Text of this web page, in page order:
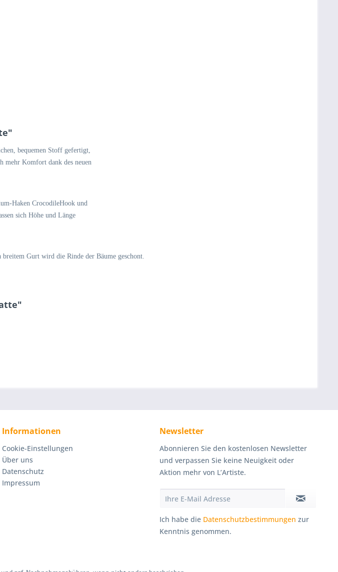
bequemen Stoff gefertigt,
mehr Komfort dank des neuen
Haken CrocodileHook und
sich Höhe und Länge
Gurt wird die Rinde der Bäume geschont.
Informationen
Cookie-Einstellungen
Über uns
Datenschutz
Impressum
Newsletter
Abonnieren Sie den kostenlosen Newsletter
und verpassen Sie keine Neuigkeit oder
Aktion mehr von L’Artiste.
Ich habe die Datenschutzbestimmungen zur
Kenntnis genommen.